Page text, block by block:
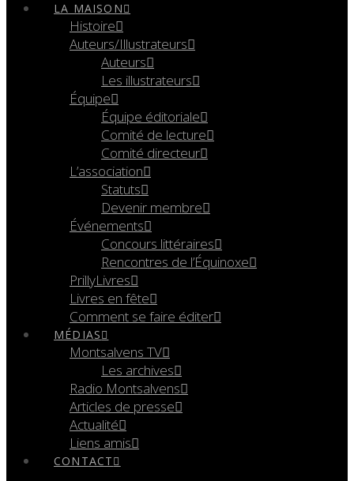
LA MAISON
Histoire
Auteurs/Illustrateurs
Auteurs
Les illustrateurs
Équipe
Équipe éditoriale
Comité de lecture
Comité directeur
L’association
Statuts
Devenir membre
Événements
Concours littéraires
Rencontres de l’Équinoxe
PrillyLivres
Livres en fête
Comment se faire éditer
MÉDIAS
Montsalvens TV
Les archives
Radio Montsalvens
Articles de presse
Actualité
Liens amis
CONTACT